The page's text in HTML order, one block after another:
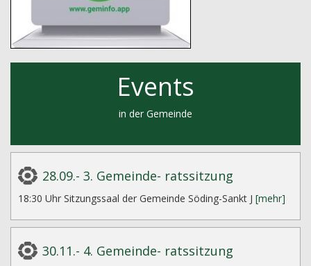
Events
in der Gemeinde
28.09.- 3. Gemeinde- ratssitzung
18:30 Uhr Sitzungssaal der Gemeinde Söding-Sankt J [mehr]
30.11.- 4. Gemeinde- ratssitzung